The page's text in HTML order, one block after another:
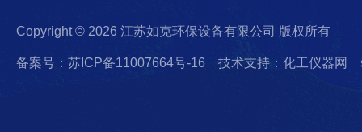
Copyright © 2026 江苏如克环保设备有限公司 版权所有
备案号：苏ICP备11007664号-16 技术支持：化工仪器网